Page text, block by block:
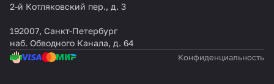
2-й Котляковский пер., д. 3
192007, Санкт-Петербург
наб. Обводного Канала, д. 64
Конфиденциальность